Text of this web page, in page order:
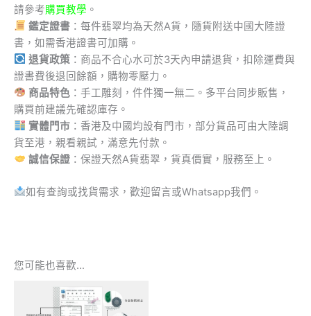
請參考購買教學 。
鑑定證書：每件翡翠均為天然A貨，隨貨附送中國大陸證
書，如需香港證書可加購。
退貨政策：商品不合心水可於3天內申請退貨，扣除運費與
證書費後退回餘額，購物零壓力。
商品特色：手工雕刻，件件獨一無二。多平台同步販售，
購買前建議先確認庫存。
實體門市：香港及中國均設有門市，部分貨品可由大陸調
貨至港，親看親試，滿意先付款。
誠信保證：保證天然A貨翡翠，貨真價實，服務至上。
如有查詢或找貨需求，歡迎留言或Whatsapp我們。
您可能也喜歡…